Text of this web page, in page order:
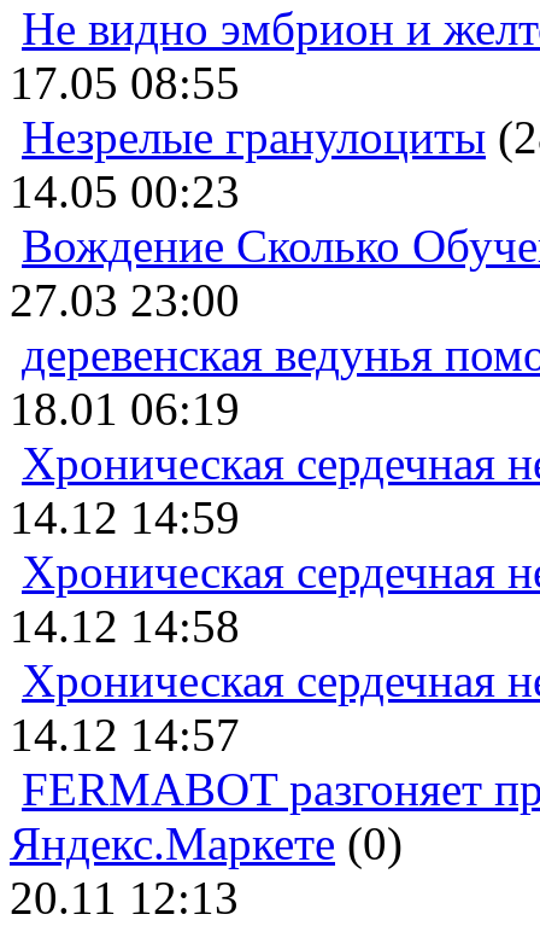
Не видно эмбрион и
17.05 08:55
Незрелые гранулоциты
14.05 00:23
Вождение Сколько
27.03 23:00
деревенская ведунья
18.01 06:19
Хроническая сердечная
14.12 14:59
Хроническая сердечная
14.12 14:58
Хроническая сердечная
14.12 14:57
FERMABOT разгоняет
Яндекс.Маркете (0)
20.11 12:13